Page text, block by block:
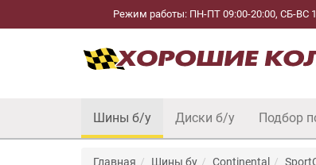
Режим работы: ПН-ПТ 09:00-20:00, СБ-ВС
Шины б/у Диски б/у Подбор
Главная Шины бу Continental